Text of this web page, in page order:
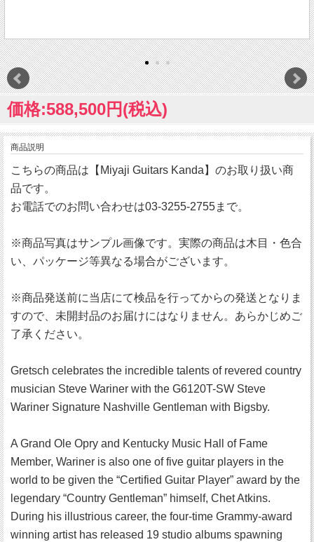
価格:588,500円(税込)
商品説明
こちらの商品は【Miyaji Guitars Kanda】のお取り扱い商
品です。
お電話でのお問い合わせは03-3255-2755まで。
※商品写真はサンプル画像です。実際の商品は木目・色合
い、パッケージ等異なる場合がございます。
※商品発送前に当店にて検品を行ってからの発送となりま
すので、未開封品のお届けにはなりません。あらかじめご
了承ください。
Gretsch celebrates the incredible talents of revered country
musician Steve Wariner with the G6120T-SW Steve
Wariner Signature Nashville Gentleman with Bigsby.
A Grand Ole Opry and Kentucky Music Hall of Fame
Member, Wariner is also one of five guitar players in the
world to be given the “Certified Guitar Player” award by the
legendary “Country Gentleman” himself, Chet Atkins.
During his illustrious career, the four-time Grammy-award
winning artist has released 19 studio albums spawning